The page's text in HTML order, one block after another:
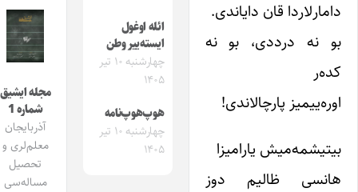
دامارلاردا قان دایاندی.
بو نه درددی، بو نه
کده‌ر
اوره‌ییمیز پارچالاندی!
بیتیشمه‌میش یارامیزا
هانسی ظالیم دوز
ائله اوغول
ایسته‌ییر وطن
چهارشنبه ۱۰ تیر
۱۴۰۵
هوپ‌هوپ‌نامه
چهارشنبه ۱۰ تیر
۱۴۰۵
مجله ایشیق
شماره 1
آذربایجان
معلم‌لری و
تحصیل
مساله‌سی